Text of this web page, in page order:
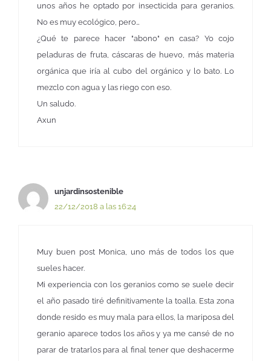
unos años he optado por insecticida para geranios.
No es muy ecológico, pero…
¿Qué te parece hacer "abono" en casa? Yo cojo
peladuras de fruta, cáscaras de huevo, más materia
orgánica que iría al cubo del orgánico y lo bato. Lo
mezclo con agua y las riego con eso.
Un saludo.
Axun
unjardinsostenible
22/12/2018 a las 16:24
Muy buen post Monica, uno más de todos los que
sueles hacer.
Mi experiencia con los geranios como se suele decir
el año pasado tiré definitivamente la toalla. Esta zona
donde resido es muy mala para ellos, la mariposa del
geranio aparece todos los años y ya me cansé de no
parar de tratarlos para al final tener que deshacerme